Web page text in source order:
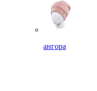
ангора